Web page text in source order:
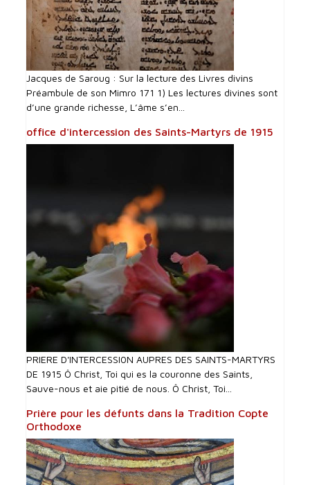
Jacques de Saroug : Sur la lecture des Livres divins
Préambule de son Mimro 171 1) Les lectures divines sont
d’une grande richesse, L’âme s’en...
office d'intercession des Saints-Martyrs de 1915
PRIERE D'INTERCESSI0N AUPRES DES SAINTS-MARTYRS
DE 1915 Ô Christ, Toi qui es la couronne des Saints,
Sauve-nous et aie pitié de nous. Ô Christ, Toi...
Prière pour les défunts dans la Tradition Copte
Orthodoxe